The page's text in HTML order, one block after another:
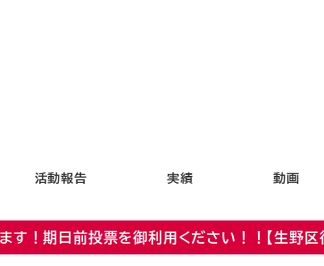
活動報告 実績 動画
す！期日前投票を御利用ください！！【生野